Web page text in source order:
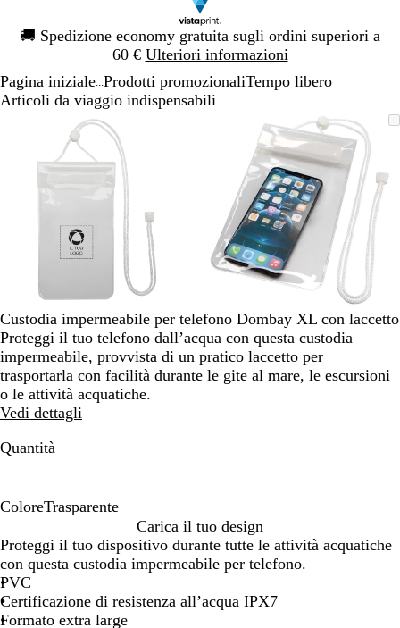
🚚 Spedizione economy gratuita sugli ordini superiori a
60 € Ulteriori informazioni
Diapositiva
1
Pagina iniziale Prodotti promozionaliTempo libero
Articoli da viaggio indispensabili
L’immagine
può
essere
ingrandita
Ingrandito
a
minimo
Clicca
per
allargare
Usa
comandi
+
ingrandire
ridurre
e
le
frecce
per
spostarti
L’immagine
può
essere
ingrandita
Ingrandito
a
minimo
Clicca
per
allargare
Usa
i
comandi
+
e
+
per
ingrandire
ridurre
le
frecce
per
spostarti
Custodia impermeabile per telefono Dombay XL con laccetto
Proteggi il tuo telefono dall’acqua con questa custodia
impermeabile, provvista di un pratico laccetto per
trasportarla con facilità durante le gite al mare, le escursioni
o le attività acquatiche.
Vedi dettagli
Quantità
ColoreTrasparente
r
a
s
p
a
Carica il tuo design
Proteggi il tuo dispositivo durante tutte le attività acquatiche
con questa custodia impermeabile per telefono.
PVC
Certificazione di resistenza all’acqua IPX7
Formato extra large